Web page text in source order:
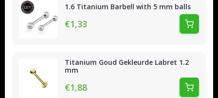
1.6 Titanium Barbell with 5 mm balls
€1,33
Titanium Goud Gekleurde Labret 1.2
mm
€1,88